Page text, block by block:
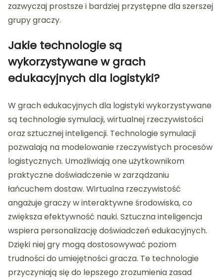
zazwyczaj prostsze i bardziej przystępne dla szerszej
grupy graczy.
Jakie technologie są
wykorzystywane w grach
edukacyjnych dla logistyki?
W grach edukacyjnych dla logistyki wykorzystywane
są technologie symulacji, wirtualnej rzeczywistości
oraz sztucznej inteligencji. Technologie symulacji
pozwalają na modelowanie rzeczywistych procesów
logistycznych. Umożliwiają one użytkownikom
praktyczne doświadczenie w zarządzaniu
łańcuchem dostaw. Wirtualna rzeczywistość
angażuje graczy w interaktywne środowiska, co
zwiększa efektywność nauki. Sztuczna inteligencja
wspiera personalizację doświadczeń edukacyjnych.
Dzięki niej gry mogą dostosowywać poziom
trudności do umiejętności gracza. Te technologie
przyczyniają się do lepszego zrozumienia zasad